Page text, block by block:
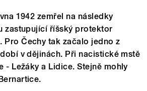
1942 zemřel na následky
zastupující říšský protektor
Pro Čechy tak začalo jedno z
v dějinách. Při nacistické mstě
- Ležáky a Lidice. Stejně mohly